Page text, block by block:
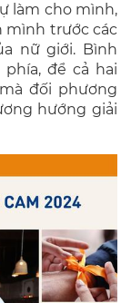
làm cho mình,
mình trước các
nữ giới. Bình
để cả hai
đối phương
hướng giải